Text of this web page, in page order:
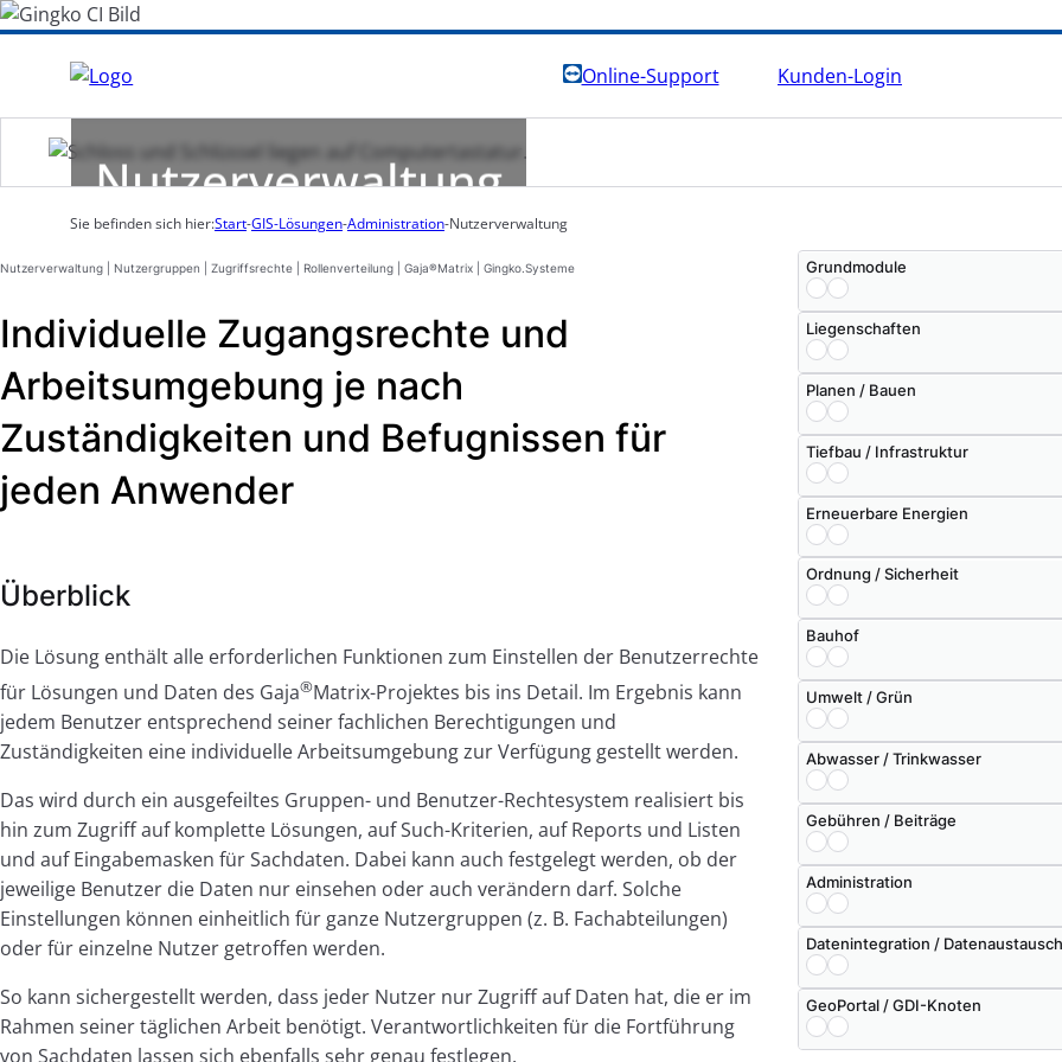
Online-Support Kunden-Login
Administration
Nutzerverwaltung
Sie befinden sich hier:Start-GIS-Lösungen-Administration-Nutzerverwaltung
Nutzerverwaltung | Nutzergruppen | Zugriffsrechte | Rollenverteilung | Gaja®Matrix | Gingko.Systeme
Individuelle Zugangsrechte und
Arbeitsumgebung je nach
Zuständigkeiten und Befugnissen für
jeden Anwender
Überblick
Die Lösung enthält alle erforderlichen Funktionen zum Einstellen der Benutzerrechte
für Lösungen und Daten des Gaja®Matrix-Projektes bis ins Detail. Im Ergebnis kann
jedem Benutzer entsprechend seiner fachlichen Berechtigungen und
Zuständigkeiten eine individuelle Arbeitsumgebung zur Verfügung gestellt werden.
Das wird durch ein ausgefeiltes Gruppen- und Benutzer-Rechtesystem realisiert bis
hin zum Zugriff auf komplette Lösungen, auf Such-Kriterien, auf Reports und Listen
und auf Eingabemasken für Sachdaten. Dabei kann auch festgelegt werden, ob der
jeweilige Benutzer die Daten nur einsehen oder auch verändern darf. Solche
Einstellungen können einheitlich für ganze Nutzergruppen (z. B. Fachabteilungen)
oder für einzelne Nutzer getroffen werden.
So kann sichergestellt werden, dass jeder Nutzer nur Zugriff auf Daten hat, die er im
Rahmen seiner täglichen Arbeit benötigt. Verantwortlichkeiten für die Fortführung
von Sachdaten lassen sich ebenfalls sehr genau festlegen.
Grundmodule
Liegenschaften
Planen / Bauen
Tiefbau / Infrastruktur
Erneuerbare Energien
Ordnung / Sicherheit
Bauhof
Umwelt / Grün
Abwasser / Trinkwasser
Gebühren / Beiträge
Administration
Datenintegration /
GeoPortal / GDI-Knoten